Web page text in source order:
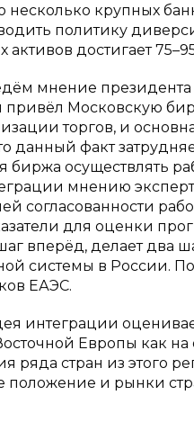
несколько крупных
политику
достигает
мнение
Московскую
торгов, и
факт
осуществлять
мнению
согласованности
для оценки
вперёд, делает два
системы в России.
ЕАЭС.
интеграции
Европы как
стран из этого
положение и рынки